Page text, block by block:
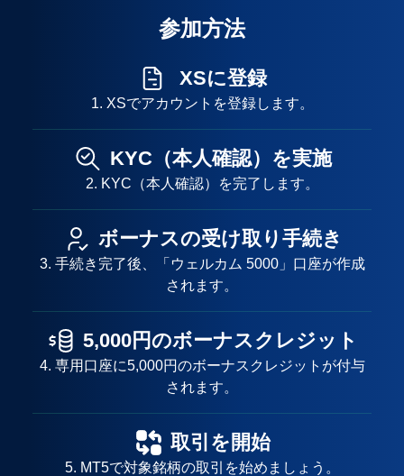
参加方法
XSに登録
1. XSでアカウントを登録します。
KYC（本人確認）を実施
2. KYC（本人確認）を完了します。
ボーナスの受け取り手続き
3. 手続き完了後、「ウェルカム 5000」口座が作成
されます。
5,000円のボーナスクレジット
4. 専用口座に5,000円のボーナスクレジットが付与
されます。
取引を開始
5. MT5で対象銘柄の取引を始めましょう。